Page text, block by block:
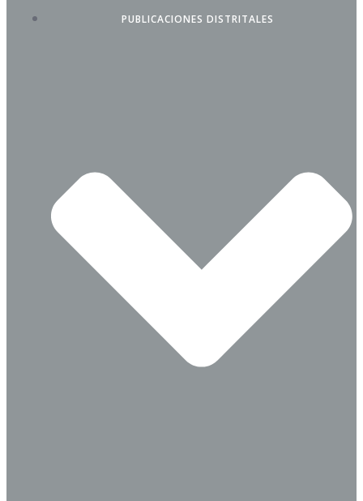
PUBLICACIONES DISTRITALES